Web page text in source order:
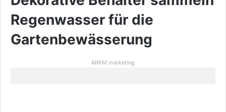
Regenwasser für die
Gartenbewässerung
ARKM.marketing